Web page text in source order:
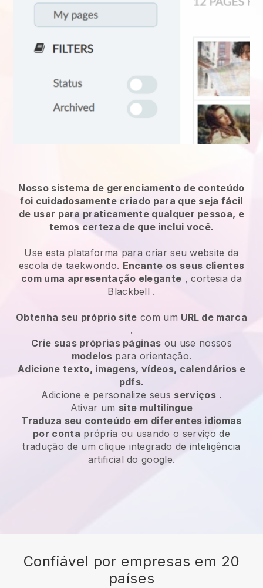
Nosso sistema de gerenciamento de conteúdo
foi cuidadosamente criado para que seja fácil
de usar para praticamente qualquer pessoa, e
temos certeza de que inclui você.
Use esta plataforma para criar seu website da
escola de taekwondo. Encante os seus clientes
com uma apresentação elegante , cortesia da
Blackbell .
Obtenha seu próprio site com um URL de marca
.
Crie suas próprias páginas ou use nossos
modelospara orientação.
Adicione texto, imagens, vídeos, calendários e
pdfs.
Adicione e personalize seus serviços.
Ativar um site multilíngue
Traduza seu conteúdo em diferentes idiomas
por conta própria ou usando o serviço de
tradução de um clique integrado de inteligência
artificial do google.
Confiável por empresas em 20
países